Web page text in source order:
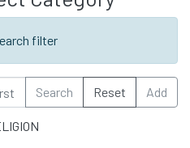
filter
Search Reset Add